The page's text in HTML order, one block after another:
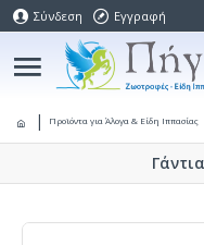
Σύνδεση Εγγραφή
Προϊόντα για Άλογα & Είδη Ιππασίας